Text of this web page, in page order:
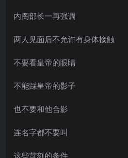
内阁部长一再强调
两人见面后不允许有身体接触
不要看皇帝的眼睛
不能踩皇帝的影子
也不要和他合影
连名字都不要叫
这些苛刻的条件